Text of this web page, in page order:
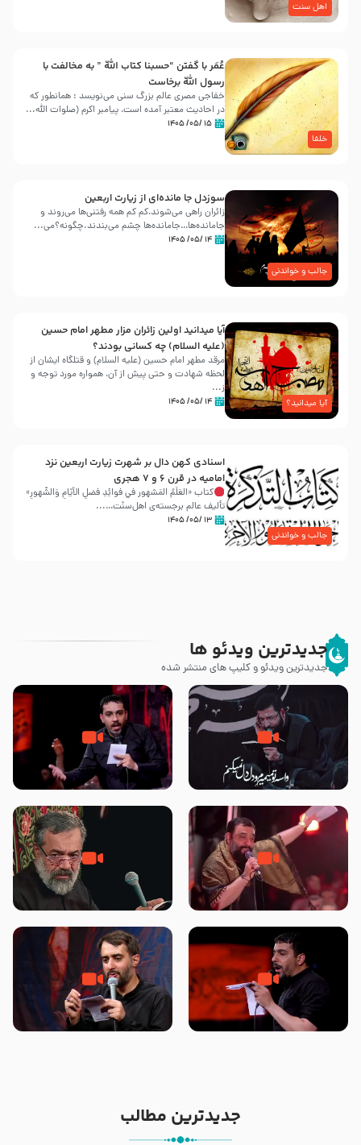
اهل سنت
خلفا
عُمَر با گفتن “حسبنا كتاب اللّه ” به مخالفت با
رسول اللّه برخاست
خفاجی مصری عالم بزرگ سنی می‌نویسد : همانطور که
در احادیث معتبر آمده است، پیامبر اکرم (صلوات اللّه...
۱۵ /۰۵/ ۱۴۰۵
جالب و خواندنی
سوزدل جا مانده‌ای از زیارت اربعین
زائران راهی می‌شوند،کم‌ کم همه رفتنی‌ها می‌روند و
جامانده‌ها…جامانده‌ها چشم می‌بندند.چگونه؟می‌...
۱۴ /۰۵/ ۱۴۰۵
آیا میدانید؟
آیا میدانید اولین زائران مزار مطهر امام حسین
(علیه السلام) چه کسانی بودند؟
مرقد مطهر امام حسین (علیه السلام) و قتلگاه ایشان از
لحظه شهادت و حتی پیش از آن، همواره مورد توجه و
ز...
۱۴ /۰۵/ ۱۴۰۵
جالب و خواندنی
اسنادی کهن دال بر شهرت زیارت اربعین نزد
امامیه در قرن ۶ و ۷ هجری
کتاب «العَلَمُ المَشهور في فَوائِدِ فَضلِ الأيّامِ وَالشُّهورِ»
تألیف عالم برجسته‌ی اهل‌سنّت…...
۱۳ /۰۵/ ۱۴۰۵
جدیدترین ویدئو ها
جدیدترین ویدئو و کلیپ های منتشر شده
مصداق کربلا – حاج حسین سیب
سرخی
شور ، حسینا! به‌ حق زهرا «أُنْظُرْ
إِلَینا» – عزاداری شب هفتم ماه
جانا جانا ابی عبدالله – کربلایی جواد
مقدم – شب هشتم محرم 1448 –
مادر منم مثل تو خمیدم – حاج
محمود کریمی – شهادت حضرت
هیئت رایة العباس علیه السلام
تک ، عبّاس، صاحب دل‌هاست –
حاج حنیف طاهری – عزاداری شب
من غلام نوکراتم من عاشق کربلاتم
– شور زمینه – شب هفتم – محرم
جدیدترین مطالب